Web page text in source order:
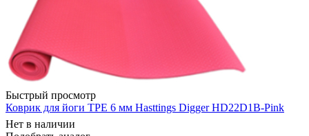
Быстрый просмотр
Коврик для йоги TPE 6 мм Hasttings Digger HD22D1B-Pink
Нет в наличии